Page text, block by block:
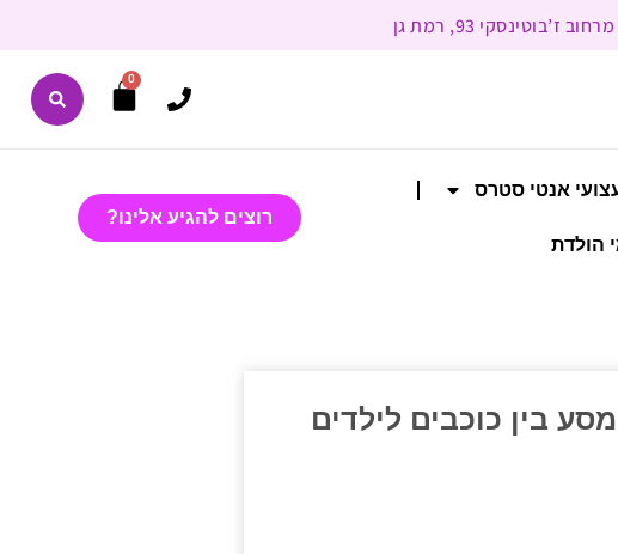
0
אנטי סטרס
הולדת
רוצים להגיע אלינו?
בין כוכבים לילדים